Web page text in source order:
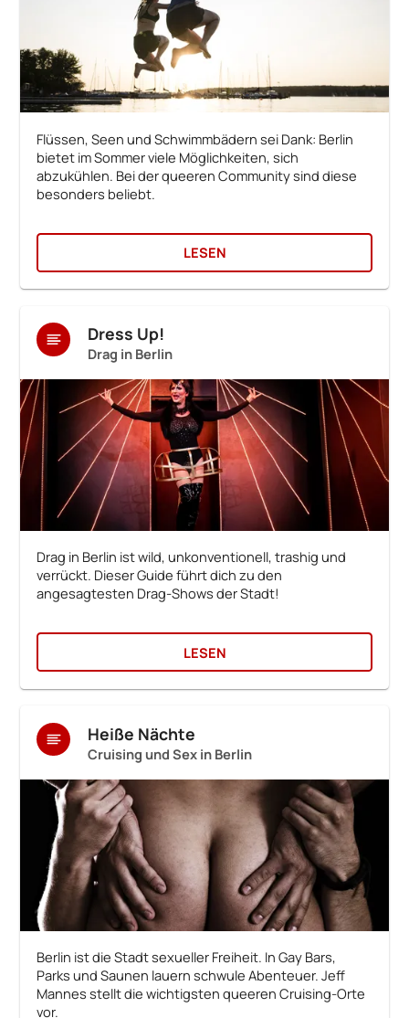
Flüssen, Seen und Schwimmbädern sei Dank: Berlin
bietet im Sommer viele Möglichkeiten, sich
abzukühlen. Bei der queeren Community sind diese
besonders beliebt.
LESEN
Dress Up!
Drag in Berlin
Drag in Berlin ist wild, unkonventionell, trashig und
verrückt. Dieser Guide führt dich zu den
angesagtesten Drag-Shows der Stadt!
LESEN
Heiße Nächte
Cruising und Sex in Berlin
Berlin ist die Stadt sexueller Freiheit. In Gay Bars,
Parks und Saunen lauern schwule Abenteuer. Jeff
Mannes stellt die wichtigsten queeren Cruising-Orte
vor.